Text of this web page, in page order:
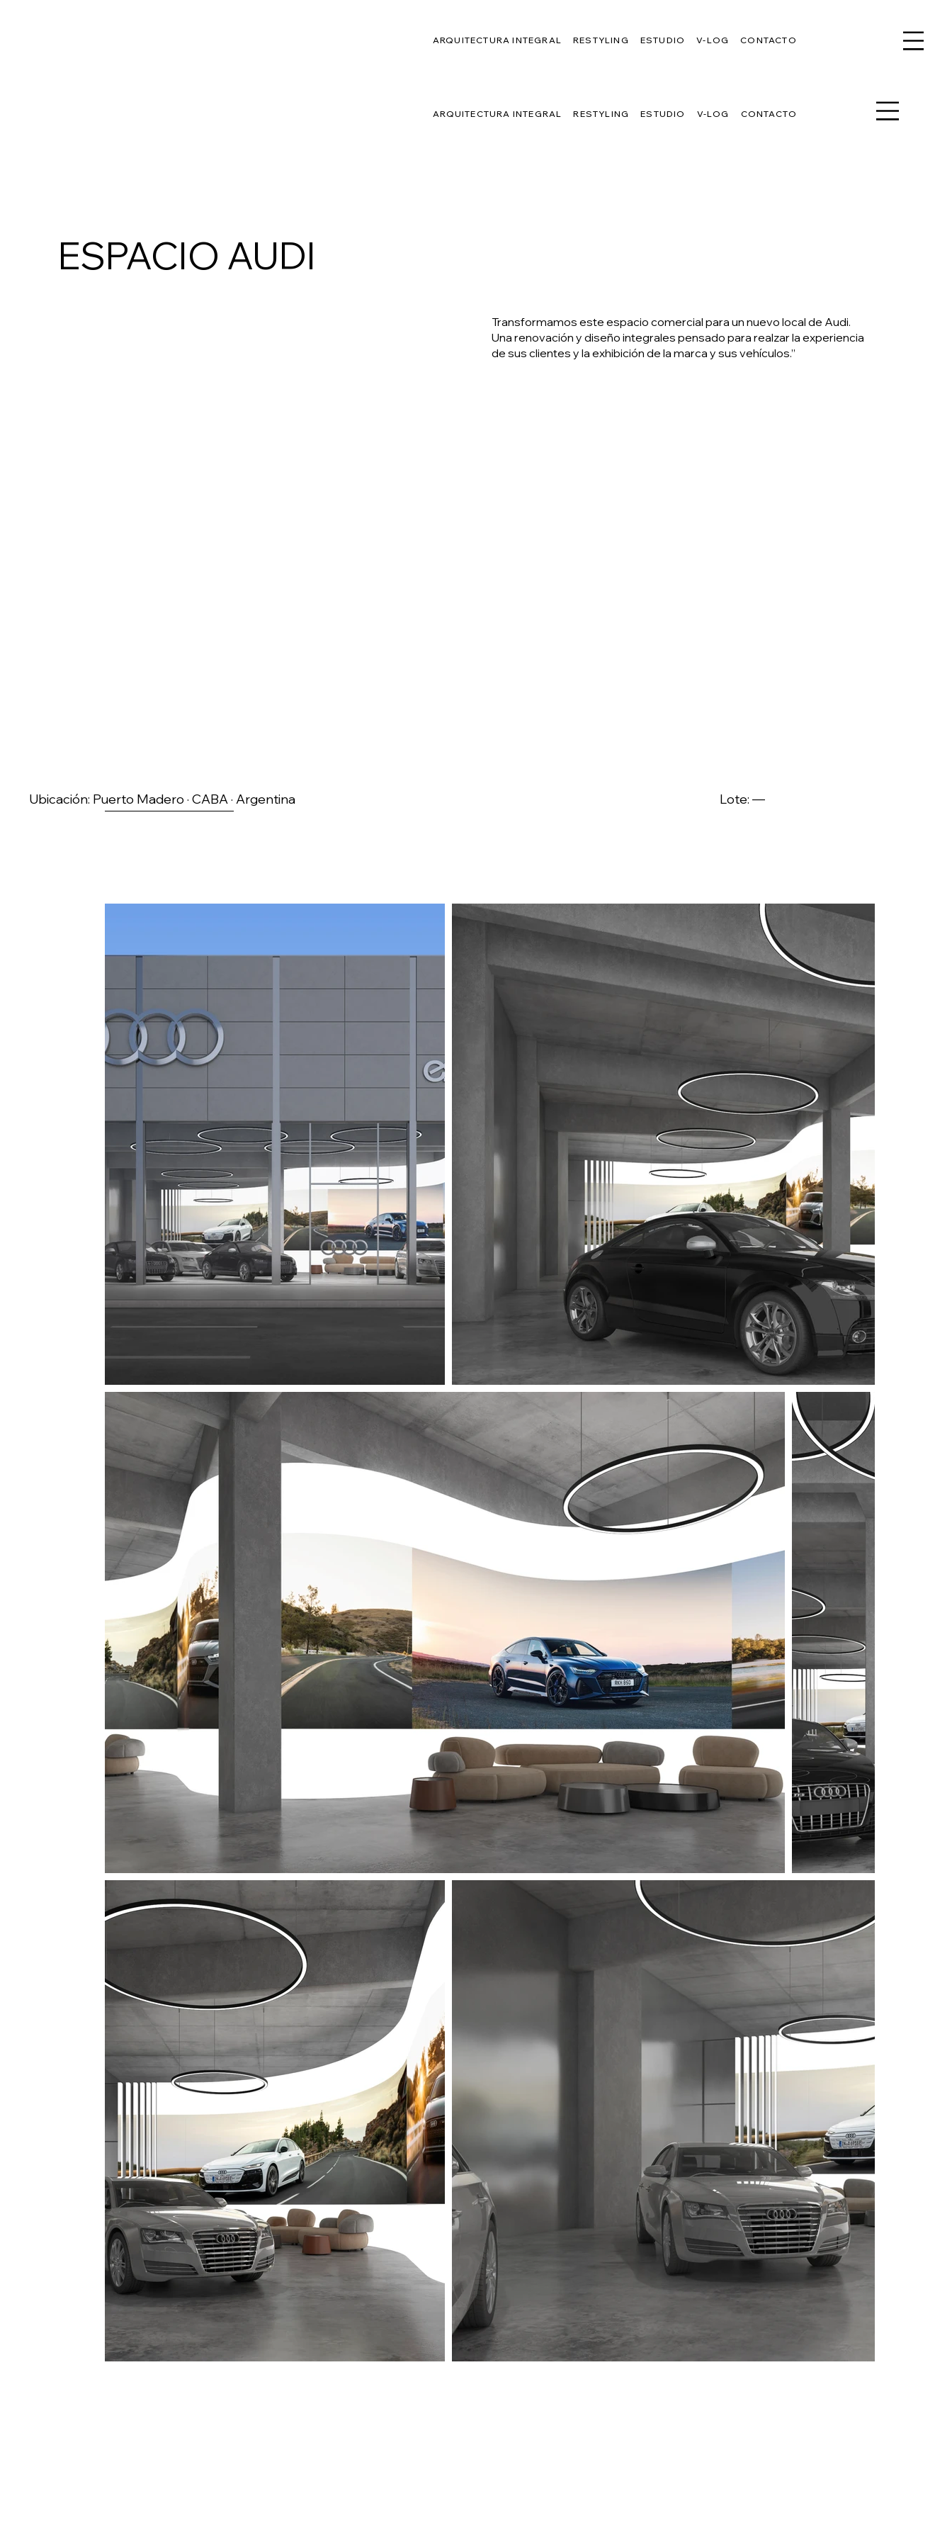
ARQUITECTURA INTEGRAL RESTYLING ESTUDIO V-LOG CONTACTO
ARQUITECTURA INTEGRAL RESTYLING ESTUDIO V-LOG CONTACTO
ESPACIO AUDI
Transformamos este espacio comercial para un nuevo local de Audi.
Una renovación y diseño integrales pensado para realzar la experiencia
de sus clientes y la exhibición de la marca y sus vehículos.”
Ubicación: Puerto Madero · CABA · Argentina Lote: —